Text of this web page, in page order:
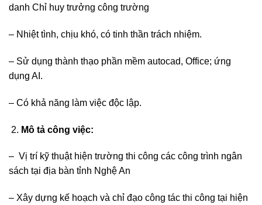
danh Chỉ huy trưởng công trường
– Nhiệt tình, chịu khó, có tinh thần trách nhiệm.
– Sử dụng thành thạo phần mềm autocad, Office; ứng
dụng AI.
– Có khả năng làm việc độc lập.
Mô tả công việc:
– Vị trí kỹ thuật hiện trường thi công các công trình ngân
sách tại địa bàn tỉnh Nghệ An
– Xây dựng kế hoạch và chỉ đạo công tác thi công tại hiện